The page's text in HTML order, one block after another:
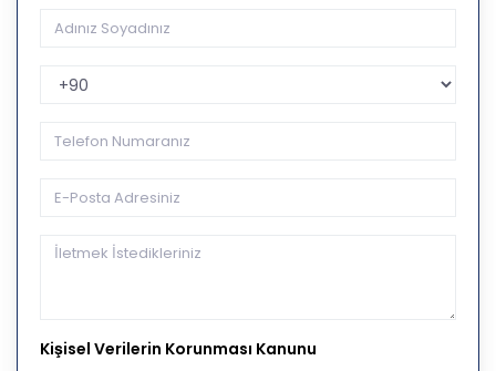
Telefon Kodu
Kişisel Verilerin Korunması Kanunu